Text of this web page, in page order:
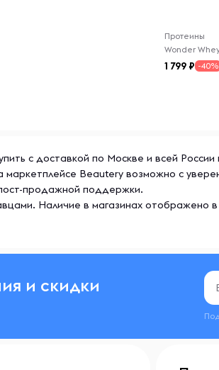
чтобы сохранить
результаты
отличается
делает её популярной
Протеины
Wonder
1 799 -40%
с доставкой по Москве и всей
Beautery возможно с
продажной поддержки.
Наличие в магазинах отображено
и скидки